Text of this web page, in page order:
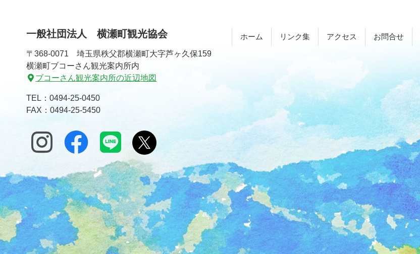
の
頭
へ
戻
る
戻
一般社団法人 横瀬町観光協会
〒368-0071 埼玉県秩父郡横瀬町大字芦ヶ久保159
横瀬町ブコーさん観光案内所内
ブコーさん観光案内所の近辺地図
TEL： 0494-25-0450
FAX：0494-25-5450
ホーム リンク集 アクセス お問合せ